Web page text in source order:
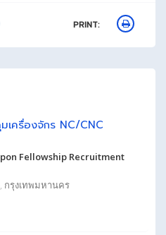
PRINT:
เครื่องจักร NC/CNC
Fellowship Recruitment
, กรุงเทพมหานคร